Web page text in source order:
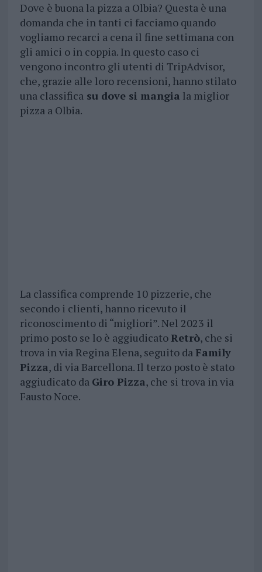
Dove è buona la pizza a Olbia? Questa è una
domanda che in tanti ci facciamo quando
vogliamo recarci a cena il fine settimana con
gli amici o in coppia. In questo caso ci
vengono incontro gli utenti di TripAdvisor,
che, grazie alle loro recensioni, hanno stilato
una classificasu dove si mangia la miglior
pizza a Olbia.
La classifica comprende 10 pizzerie, che
secondo i clienti, hanno ricevuto il
riconoscimento di “migliori”. Nel 2023 il
primo posto se lo è aggiudicatoRetrò, che si
trova in via Regina Elena, seguito da Family
Pizza, di via Barcellona. Il terzo posto è stato
aggiudicato da Giro Pizza, che si trova in via
Fausto Noce.